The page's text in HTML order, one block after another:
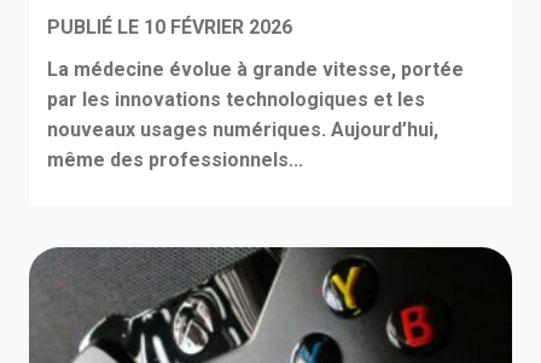
PUBLIÉ LE 10 FÉVRIER 2026
La médecine évolue à grande vitesse, portée
par les innovations technologiques et les
nouveaux usages numériques. Aujourd’hui,
même des professionnels...